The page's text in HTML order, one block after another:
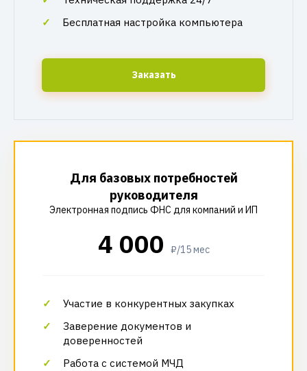
Бесплатная настройка компьютера
Заказать
Для базовых потребностей
руководителя
Электронная подпись ФНС для компаний и ИП
4 000 ₽/15 мес
Участие в конкурентных закупках
Заверение документов и
доверенностей
Работа с системой МЧД